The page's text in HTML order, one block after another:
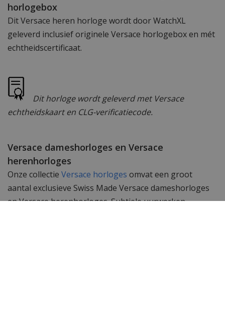
horlogebox
Dit Versace heren horloge wordt door WatchXL
geleverd inclusief originele Versace horlogebox en mét
echtheidscertificaat.
Dit horloge wordt geleverd met Versace
echtheidskaart en CLG-verificatiecode.
Versace dameshorloges en Versace
herenhorloges
Onze collectie Versace horloges omvat een groot
aantal exclusieve Swiss Made Versace dameshorloges
en Versace herenhorloges. Subtiele uurwerken